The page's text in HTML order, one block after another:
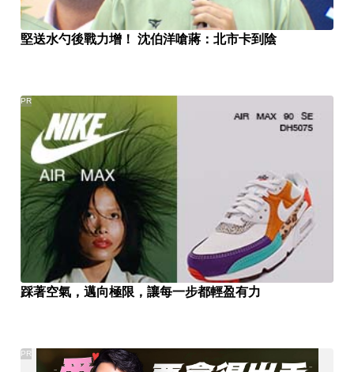
堅送水勺後戰力增！ 沈伯洋嗆蔣：北市卡到陰
踩著空氣，邁向極限，讓每一步都輕盈有力
PR
PR